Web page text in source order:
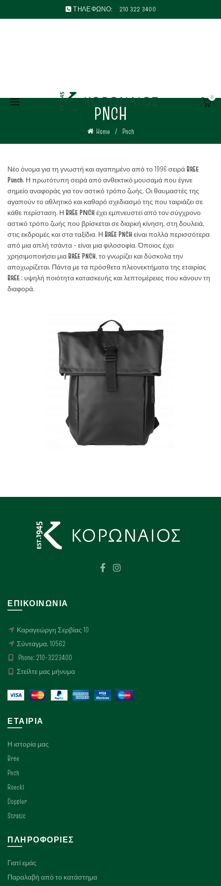
ΤΗΛΕΦΩΝΟ: 210 322 3400
0
PNCH
Home Pnch
Νέο όνομα για τη γνωστή και αγαπημένο από το 1996 σειρά BREE
Punch. Η πρωτότυπη σειρά από ανθεκτικό μουσαμά που έγινε
σημείο αναφοράς για τον αστικό τρόπο ζωής. Οι θαυμαστές της
αγαπούν το αθλητικό και καθαρό σχεδιασμό της που ταιριάζει σε
κάθε περίσταση. Η BREE PΝCH έχει εμπνευστεί από τον σύγχρονο
αστικό τρόπο ζωής που βρίσκεται σε διαρκή κίνηση, στη δουλειά,
στις εκδρομές και στα ταξίδια. Η BREE PNCH είναι πολλά περισσότερα
από μια απλή τσάντα – είναι μια φιλοσοφία. Όποιος έχει
χρησιμοποιήσει μια BREE PNCH, το γνωρίζει και δύσκολα την
αποχωρίζεται. Πάντα με τα πρόσθετα πλεονεκτήματα της εταιρίας
BREE : υψηλή ποιότητα κατασκευής και λεπτομέρειες που κάνουν τη
διαφορά.
ΕΠΙΚΟΙΝΩΝΊΑ
Καραγεώργη Σερβίας 10
Σύνταγμα, 10562
Phone: 210-3223400
Στείλτε μας μήνυμα
ΕΤΑΙΡΊΑ
Η ιστορία μας
Bree
Pnch
Roeckl
Doppler
Stratic
ΠΛΗΡΟΦΟΡΊΕΣ
Γιατί εμάς
Παραλαβή από το κατάστημα